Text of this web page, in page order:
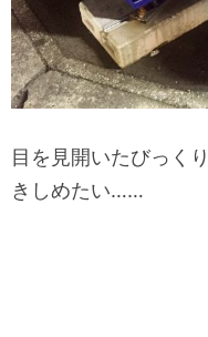
目を見開いたびっく
きしめたい……